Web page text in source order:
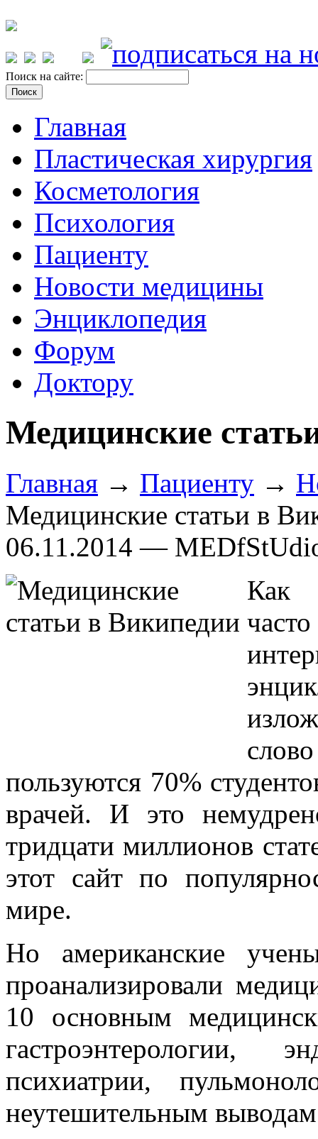
Поиск на сайте:
Главная
Пластическая хирургия
Косметология
Психология
Пациенту
Новости медицины
Энциклопедия
Форум
Доктору
Медицинские
Главная → Пациенту →
Медицинские статьи в
06.11.2014 —
Как
пользуются 70%
врачей. И это
тридцати миллионов
этот сайт по
мире.
Но американские
проанализировали
10 основным
гастроэнтерологии,
психиатрии,
неутешительным